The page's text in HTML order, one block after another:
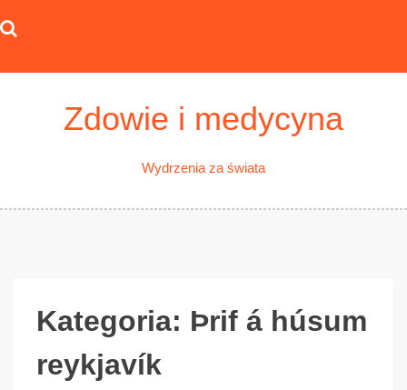
to
Zdowie i medycyna
Wydrzenia za świata
Kategoria: Þrif á húsum
reykjavík